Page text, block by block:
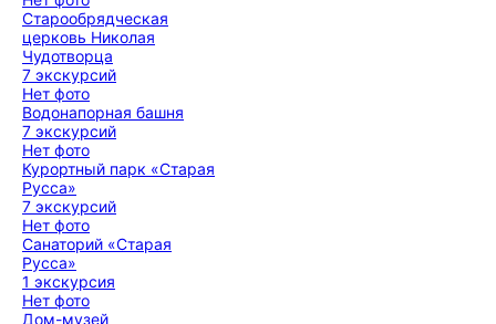
Старообрядческая
церковь Николая
Чудотворца
7 экскурсий
Нет фото
Водонапорная башня
7 экскурсий
Нет фото
Курортный парк «Старая
Русса»
7 экскурсий
Нет фото
Санаторий «Старая
Русса»
1 экскурсия
Нет фото
Дом-музей